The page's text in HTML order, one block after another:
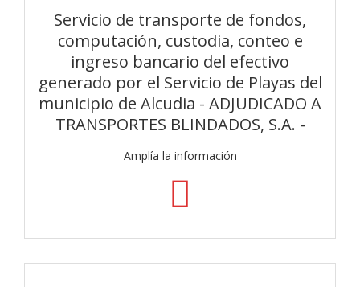
Servicio de transporte de fondos,
computación, custodia, conteo e
ingreso bancario del efectivo
generado por el Servicio de Playas del
municipio de Alcudia - ADJUDICADO A
TRANSPORTES BLINDADOS, S.A. -
Amplía la información